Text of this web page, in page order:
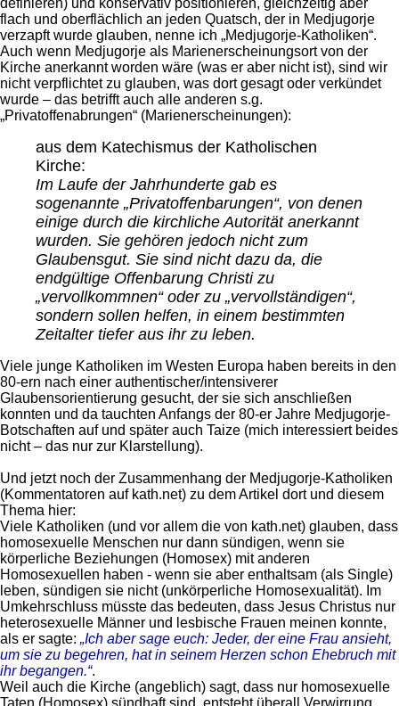
definieren) und konservativ positionieren, gleichzeitig aber
flach und oberflächlich an jeden Quatsch, der in Medjugorje
verzapft wurde glauben, nenne ich „Medjugorje-Katholiken“.
Auch wenn Medjugorje als Marienerscheinungsort von der
Kirche anerkannt worden wäre (was er aber nicht ist), sind wir
nicht verpflichtet zu glauben, was dort gesagt oder verkündet
wurde – das betrifft auch alle anderen s.g.
„Privatoffenabrungen“ (Marienerscheinungen):
aus dem Katechismus der Katholischen
Kirche:
Im Laufe der Jahrhunderte gab es
sogenannte „Privatoffenbarungen“, von denen
einige durch die kirchliche Autorität anerkannt
wurden. Sie gehören jedoch nicht zum
Glaubensgut. Sie sind nicht dazu da, die
endgültige Offenbarung Christi zu
„vervollkommnen“ oder zu „vervollständigen“,
sondern sollen helfen, in einem bestimmten
Zeitalter tiefer aus ihr zu leben.
Viele junge Katholiken im Westen Europa haben bereits in den
80-ern nach einer authentischer/intensiverer
Glaubensorientierung gesucht, der sie sich anschließen
konnten und da tauchten Anfangs der 80-er Jahre Medjugorje-
Botschaften auf und später auch Taize (mich interessiert beides
nicht – das nur zur Klarstellung).
Und jetzt noch der Zusammenhang der Medjugorje-Katholiken
(Kommentatoren auf kath.net) zu dem Artikel dort und diesem
Thema hier:
Viele Katholiken (und vor allem die von kath.net) glauben, dass
homosexuelle Menschen nur dann sündigen, wenn sie
körperliche Beziehungen (Homosex) mit anderen
Homosexuellen haben - wenn sie aber enthaltsam (als Single)
leben, sündigen sie nicht (unkörperliche Homosexualität). Im
Umkehrschluss müsste das bedeuten, dass Jesus Christus nur
heterosexuelle Männer und lesbische Frauen meinen konnte,
als er sagte: „Ich aber sage euch: Jeder, der eine Frau ansieht,
um sie zu begehren, hat in seinem Herzen schon Ehebruch mit
ihr begangen.“.
Weil auch die Kirche (angeblich) sagt, dass nur homosexuelle
Taten (Homosex) sündhaft sind, entsteht überall Verwirrung